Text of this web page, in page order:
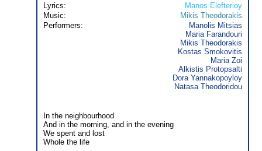
Lyrics:
Manos Elefterioy
Music:
Mikis Theodorakis
Performers:
Manolis Mitsias
Maria Farandouri
Mikis Theodorakis
Kostas Smokovitis
Maria Zoi
Alkistis Protopsalti
Dora Yannakopoyloy
Natasa Theodoridou
In the neighbourhood
And in the morning, and in the evening
We spent and lost
Whole the life